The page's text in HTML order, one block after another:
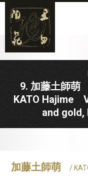
9. 加藤土師
KATO Hajime
and
加藤土師萌 /